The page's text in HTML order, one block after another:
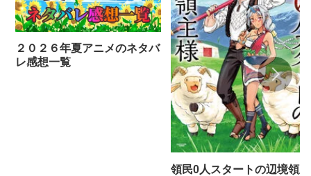
２０２６年夏アニメのネタバ
レ感想一覧
領民0人スタートの辺境領主